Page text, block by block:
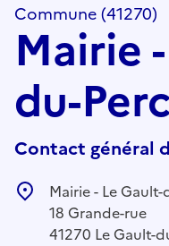
Commune (41270)
Mairie
du-
Contact général
Mairie - Le
18 Grande-rue
41270 Le Gault-